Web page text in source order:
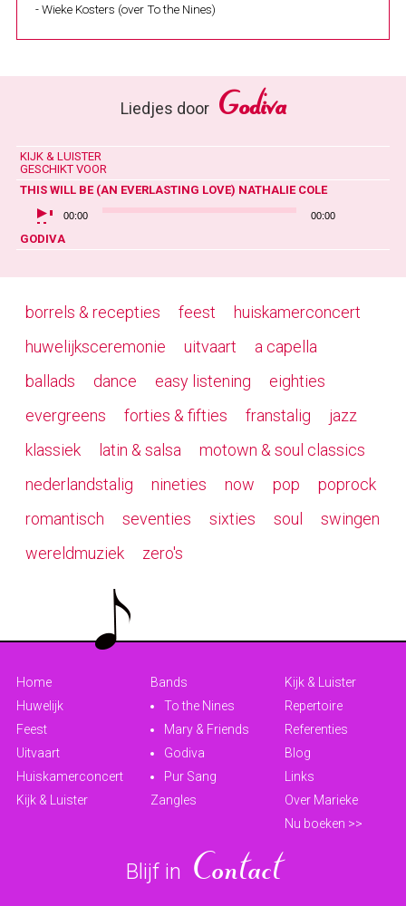
- Wieke Kosters (over To the Nines)
Liedjes door Godiva
KIJK & LUISTER
GESCHIKT VOOR
THIS WILL BE (AN EVERLASTING LOVE) NATHALIE COLE
00:00 00:00
GODIVA
borrels & recepties feest
huiskamerconcert
huwelijksceremonie
uitvaart
a capella
ballads
dance easy listening
eighties
evergreens
forties & fifties franstalig
jazz
klassiek
latin & salsa
motown & soul classics
nederlandstalig
nineties now pop
poprock
romantisch
seventies sixties soul
swingen
wereldmuziek
zero's
Home
Huwelijk
Feest
Uitvaart
Huiskamerconcert
Kijk & Luister
Bands
To the Nines
Mary & Friends
Godiva
Pur Sang
Zangles
Kijk & Luister
Repertoire
Referenties
Blog
Links
Over Marieke
Nu boeken >>
Blijf in Contact